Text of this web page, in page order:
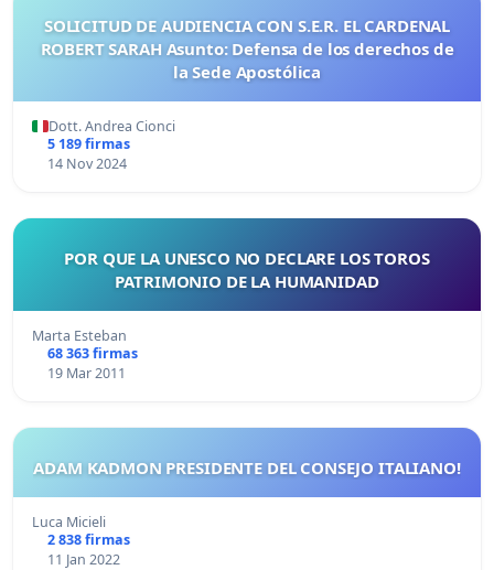
SOLICITUD DE AUDIENCIA CON S.E.R. EL CARDENAL
ROBERT SARAH Asunto: Defensa de los derechos de
la Sede Apostólica
Dott. Andrea Cionci
5 189 firmas
14 Nov 2024
POR QUE LA UNESCO NO DECLARE LOS TOROS
PATRIMONIO DE LA HUMANIDAD
Marta Esteban
68 363 firmas
19 Mar 2011
ADAM KADMON PRESIDENTE DEL CONSEJO ITALIANO!
Luca Micieli
2 838 firmas
11 Jan 2022